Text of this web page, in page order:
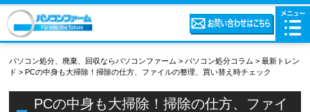
パソコン処分、廃棄、回収ならパソコンファーム> パソコン処分コラム >最新トレン
ド >PCの中身も大掃除！掃除の仕方、ファイルの整理、買い替え時チェック
PCの中身も大掃除！掃除の仕方、ファイ